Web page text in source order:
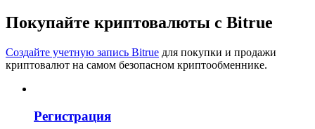
Информация
Покупайте криптовалюты с Bitrue
Создайте учетную запись Bitrue для покупки и продажи
криптовалют на самом безопасном криптообменнике.
Регистрация